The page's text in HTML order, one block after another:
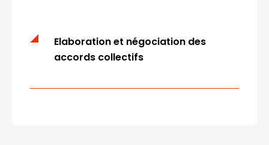
Elaboration et négociation des
accords collectifs